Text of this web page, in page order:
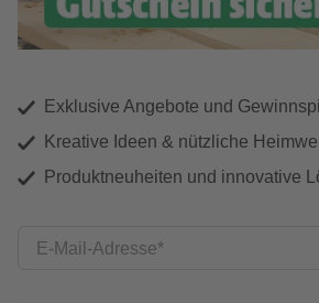
Exklusive Angebote und
Kreative Ideen & nützliche
Produktneuheiten und innovative
E-Mail-Adresse